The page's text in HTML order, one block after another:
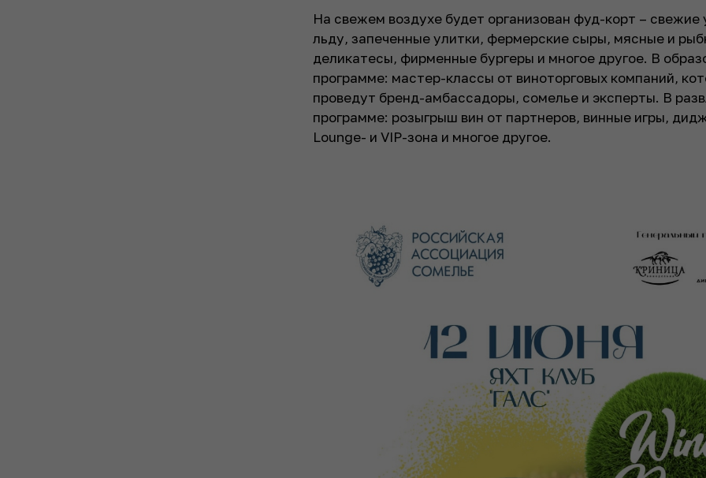
На свежем воздухе будет организован фуд-корт – свежие
льду, запеченные улитки, фермерские сыры, мясные и
деликатесы, фирменные бургеры и многое другое. В
программе: мастер-классы от виноторговых компаний,
проведут бренд-амбассадоры, сомелье и эксперты. В
программе: розыгрыш вин от партнеров, винные игры,
Lounge- и VIP-зона и многое другое.